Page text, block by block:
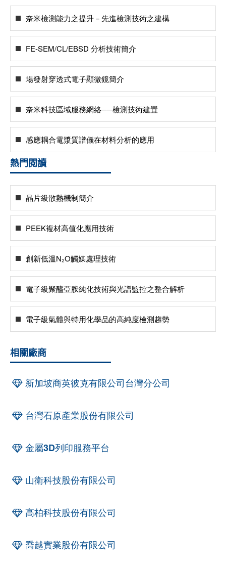
奈米檢測能力之提升－先進檢測技術之建構
FE-SEM/CL/EBSD 分析技術簡介
場發射穿透式電子顯微鏡簡介
奈米科技區域服務網絡──檢測技術建置
感應耦合電漿質譜儀在材料分析的應用
熱門閱讀
晶片級散熱機制簡介
PEEK複材高值化應用技術
創新低溫N₂O觸媒處理技術
電子級聚醯亞胺純化技術與光譜監控之整合解析
電子級氣體與特用化學品的高純度檢測趨勢
相關廠商
新加坡商英彼克有限公司台灣分公司
台灣石原產業股份有限公司
金屬3D列印服務平台
山衛科技股份有限公司
高柏科技股份有限公司
喬越實業股份有限公司